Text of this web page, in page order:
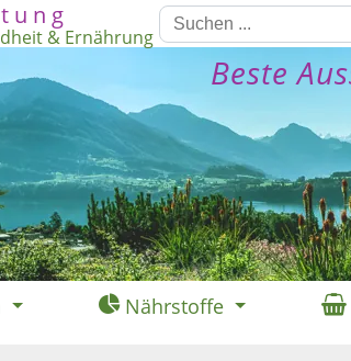
u n g
& Ernährung
Beste
Nährstoffe